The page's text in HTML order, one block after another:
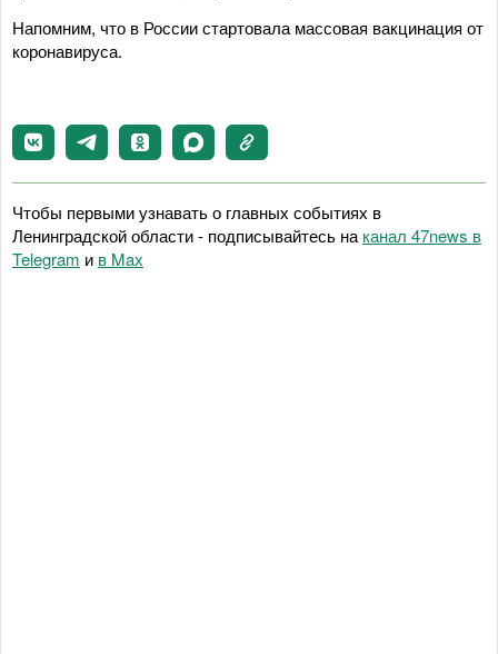
Напомним, что в России стартовала массовая вакцинация от
коронавируса.
Чтобы первыми узнавать о главных событиях в
Ленинградской области - подписывайтесь на канал 47news в
Telegram и в Maх